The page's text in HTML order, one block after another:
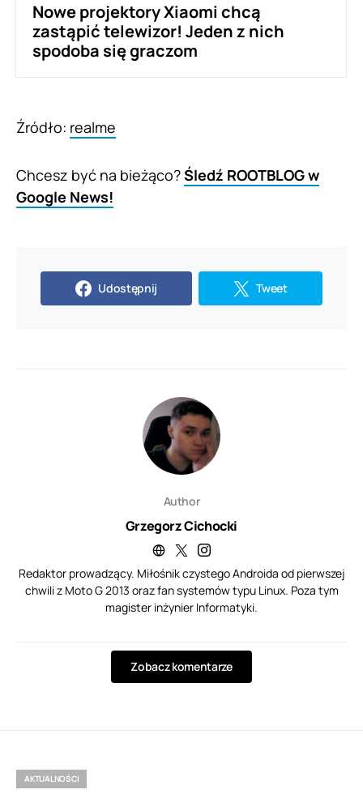
Nowe projektory Xiaomi chcą
zastąpić telewizor! Jeden z nich
spodoba się graczom
Źródło: realme
Chcesz być na bieżąco?Śledź ROOTBLOG w
Google News!
Udostępnij Tweet
Author
Grzegorz Cichocki
Redaktor prowadzący. Miłośnik czystego Androida od pierwszej
chwili z Moto G 2013 oraz fan systemów typu Linux. Poza tym
magister inżynier Informatyki.
Zobacz komentarze
AKTUALNOŚCI